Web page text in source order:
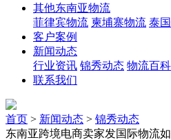
其他东南亚物流
菲律宾物流 柬埔寨物流 泰
客户案例
新闻动态
行业资讯 锦秀动态 物流百科
联系我们
首页 > 新闻动态 > 锦秀动态
东南亚跨境电商卖家发国际物流